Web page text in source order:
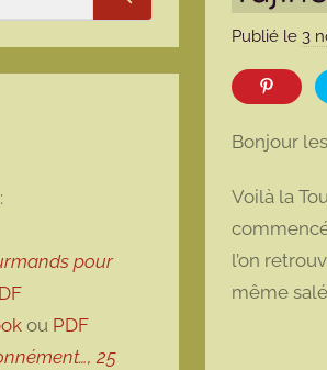
Publié le 3
Bonjour
Voilà la
l’on
même
Rechercher
:
pour
ou PDF
25